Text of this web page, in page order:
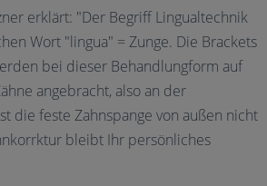
erklärt: "Der Begriff Lingualtechnik
Wort "lingua" = Zunge. Die Brackets
bei dieser Behandlungform auf
angebracht, also an der
die feste Zahnspange von außen nicht
bleibt Ihr persönliches